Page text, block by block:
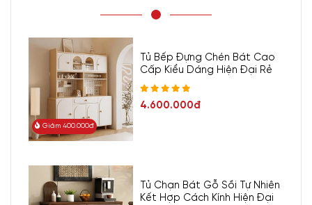
Giảm 400.000đ
Tủ Bếp Đựng Chén Bát Cao
Cấp Kiểu Dáng Hiện Đại Rẻ
4.600.000đ
Tủ Chạn Bát Gỗ Sồi Tự Nhiên
Kết Hợp Cách Kính Hiện Đại